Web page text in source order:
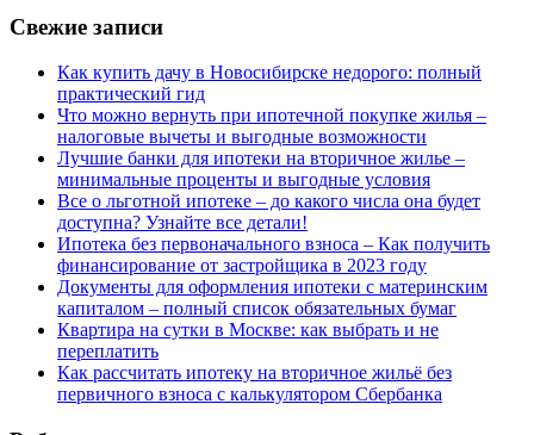
Свежие записи
Как купить дачу в Новосибирске недорого: полный
практический гид
Что можно вернуть при ипотечной покупке жилья –
налоговые вычеты и выгодные возможности
Лучшие банки для ипотеки на вторичное жилье –
минимальные проценты и выгодные условия
Все о льготной ипотеке – до какого числа она будет
доступна? Узнайте все детали!
Ипотека без первоначального взноса – Как получить
финансирование от застройщика в 2023 году
Документы для оформления ипотеки с материнским
капиталом – полный список обязательных бумаг
Квартира на сутки в Москве: как выбрать и не
переплатить
Как рассчитать ипотеку на вторичное жильё без
первичного взноса с калькулятором Сбербанка